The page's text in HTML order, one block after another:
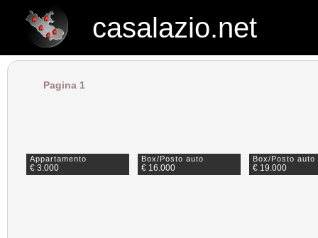
casalazio.net
Pagina 1
Appartamento
€ 3.000
Box/Posto auto
€ 16.000
Box/Posto auto
€ 19.000
casalazio.net